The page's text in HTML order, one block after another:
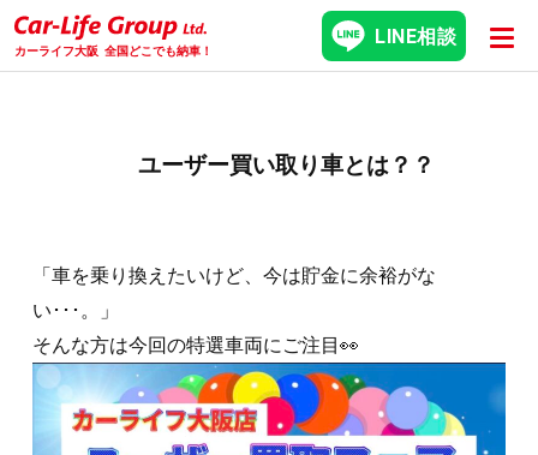
カーライフ大阪 全国どこでも納車！
LINE相談
ユーザー買い取り車とは？？
「車を乗り換えたいけど、今は貯金に余裕がな
い･･･。」
そんな方は今回の特選車両にご注目👀